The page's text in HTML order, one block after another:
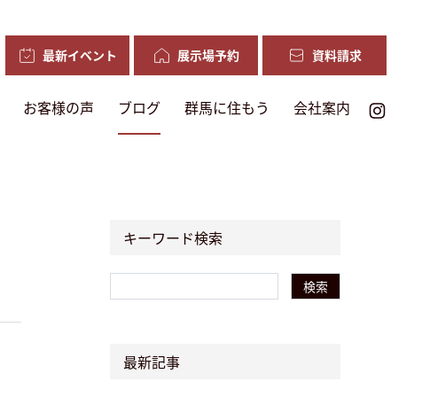
最新イベント 展示場予約 資料請求
お客様の声 ブログ 群馬に住もう 会社案内
キーワード検索
検索
最新記事